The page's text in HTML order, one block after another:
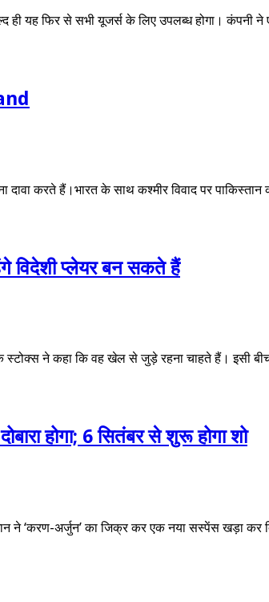
ही यह फिर से सभी यूजर्स के लिए उपलब्ध होगा। कंपनी ने
करते हैं।भारत के साथ कश्मीर विवाद पर पाकिस्तान
विदेशी प्लेयर बन सकते हैं
ने कहा कि वह खेल से जुड़े रहना चाहते हैं। इसी बीच
होगा; 6 सितंबर से शुरू होगा शो
ने ‘करण-अर्जुन’ का जिक्र कर एक नया सस्पेंस खड़ा